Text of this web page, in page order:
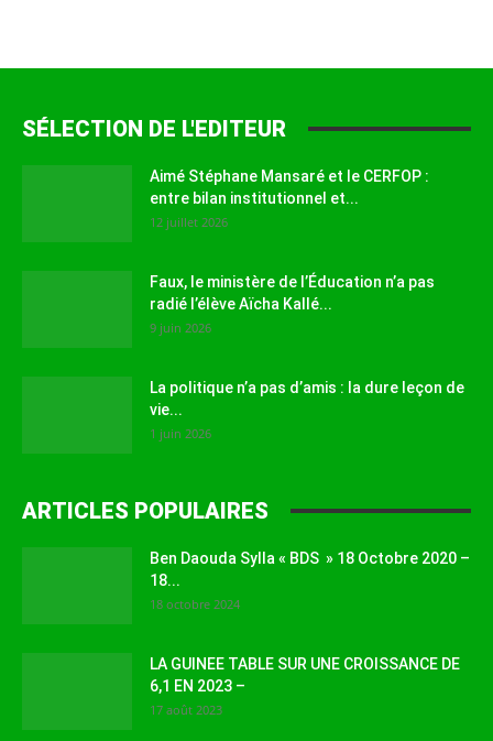
SÉLECTION DE L'EDITEUR
Aimé Stéphane Mansaré et le CERFOP :
entre bilan institutionnel et...
12 juillet 2026
Faux, le ministère de l’Éducation n’a pas
radié l’élève Aïcha Kallé...
9 juin 2026
La politique n’a pas d’amis : la dure leçon de
vie...
1 juin 2026
ARTICLES POPULAIRES
Ben Daouda Sylla « BDS » 18 Octobre 2020 –
18...
18 octobre 2024
LA GUINEE TABLE SUR UNE CROISSANCE DE
6,1 EN 2023 –
17 août 2023